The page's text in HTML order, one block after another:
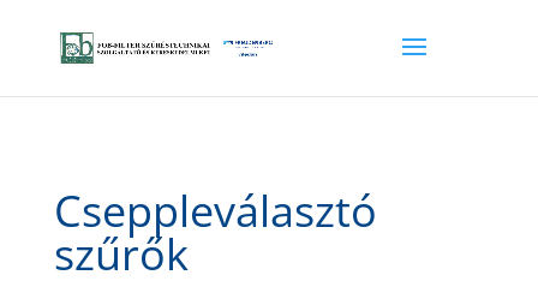
Cseppleválasztó
szűrők